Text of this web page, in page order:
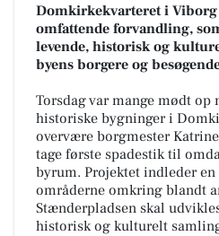
Domkirkekvarteret i Viborg
omfattende forvandling,
levende, historisk og
byens borgere og
Torsdag var mange mødt
historiske bygninger i
overvære borgmester
tage første spadestik til
byrum. Projektet indleder
områderne omkring blandt
Stænderpladsen skal
historisk og kulturelt